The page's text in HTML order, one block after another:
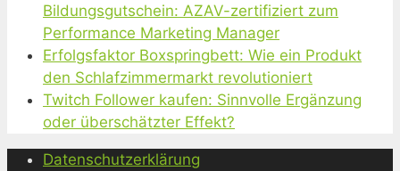
Bildungsgutschein: AZAV-zertifiziert zum
Performance Marketing Manager
Erfolgsfaktor Boxspringbett: Wie ein Produkt
den Schlafzimmermarkt revolutioniert
Twitch Follower kaufen: Sinnvolle Ergänzung
oder überschätzter Effekt?
Datenschutzerklärung